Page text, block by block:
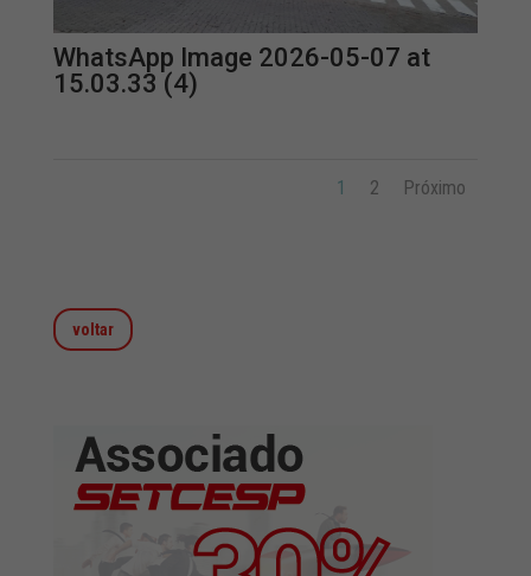
WhatsApp Image 2026-05-07 at
15.03.33 (4)
1 2 Próximo
voltar